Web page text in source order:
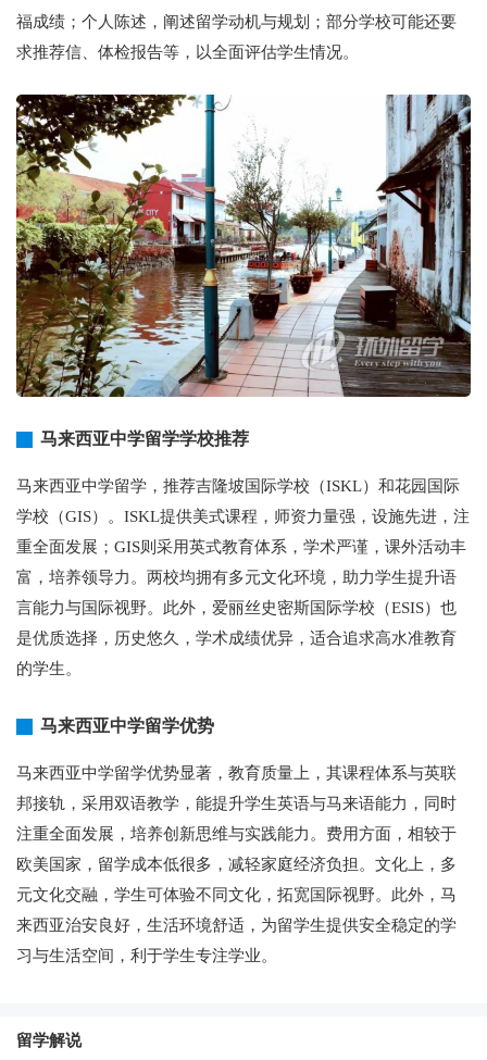
福成绩；个人陈述，阐述留学动机与规划；部分学校可能还要
求推荐信、体检报告等，以全面评估学生情况。
马来西亚中学留学学校推荐
马来西亚中学留学，推荐吉隆坡国际学校（ISKL）和花园国际
学校（GIS）。ISKL提供美式课程，师资力量强，设施先进，注
重全面发展；GIS则采用英式教育体系，学术严谨，课外活动丰
富，培养领导力。两校均拥有多元文化环境，助力学生提升语
言能力与国际视野。此外，爱丽丝史密斯国际学校（ESIS）也
是优质选择，历史悠久，学术成绩优异，适合追求高水准教育
的学生。
马来西亚中学留学优势
马来西亚中学留学优势显著，教育质量上，其课程体系与英联
邦接轨，采用双语教学，能提升学生英语与马来语能力，同时
注重全面发展，培养创新思维与实践能力。费用方面，相较于
欧美国家，留学成本低很多，减轻家庭经济负担。文化上，多
元文化交融，学生可体验不同文化，拓宽国际视野。此外，马
来西亚治安良好，生活环境舒适，为留学生提供安全稳定的学
习与生活空间，利于学生专注学业。
留学解说